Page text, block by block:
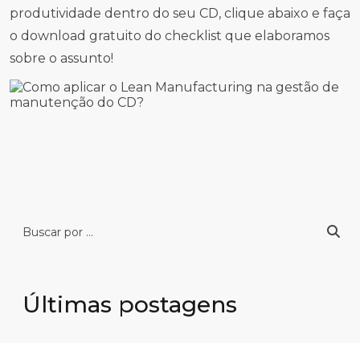
produtividade dentro do seu CD, clique abaixo e faça
o download gratuito do checklist que elaboramos
sobre o assunto!
Últimas postagens